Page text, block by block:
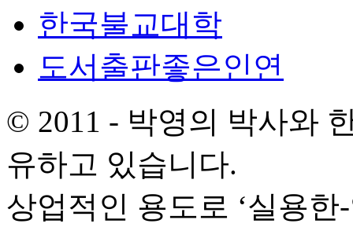
한국불교대학
도서출판좋은인연
© 2011 - 박영의 박사와
유하고 있습니다.
상업적인 용도로 ‘실용